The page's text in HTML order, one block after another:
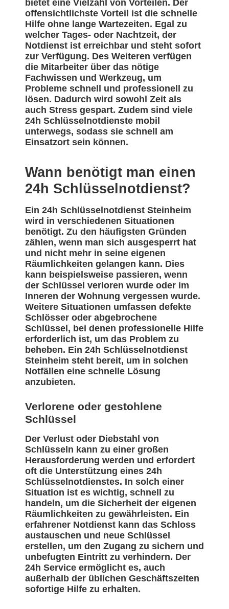
bietet eine Vielzahl von Vorteilen. Der
offensichtlichste Vorteil ist die schnelle
Hilfe ohne lange Wartezeiten. Egal zu
welcher Tages- oder Nachtzeit, der
Notdienst ist erreichbar und steht sofort
zur Verfügung. Des Weiteren verfügen
die Mitarbeiter über das nötige
Fachwissen und Werkzeug, um
Probleme schnell und professionell zu
lösen. Dadurch wird sowohl Zeit als
auch Stress gespart. Zudem sind viele
24h Schlüsselnotdienste mobil
unterwegs, sodass sie schnell am
Einsatzort sein können.
Wann benötigt man einen
24h Schlüsselnotdienst?
Ein 24h Schlüsselnotdienst Steinheim
wird in verschiedenen Situationen
benötigt. Zu den häufigsten Gründen
zählen, wenn man sich ausgesperrt hat
und nicht mehr in seine eigenen
Räumlichkeiten gelangen kann. Dies
kann beispielsweise passieren, wenn
der Schlüssel verloren wurde oder im
Inneren der Wohnung vergessen wurde.
Weitere Situationen umfassen defekte
Schlösser oder abgebrochene
Schlüssel, bei denen professionelle Hilfe
erforderlich ist, um das Problem zu
beheben. Ein 24h Schlüsselnotdienst
Steinheim steht bereit, um in solchen
Notfällen eine schnelle Lösung
anzubieten.
Verlorene oder gestohlene
Schlüssel
Der Verlust oder Diebstahl von
Schlüsseln kann zu einer großen
Herausforderung werden und erfordert
oft die Unterstützung eines 24h
Schlüsselnotdienstes. In solch einer
Situation ist es wichtig, schnell zu
handeln, um die Sicherheit der eigenen
Räumlichkeiten zu gewährleisten. Ein
erfahrener Notdienst kann das Schloss
austauschen und neue Schlüssel
erstellen, um den Zugang zu sichern und
unbefugten Eintritt zu verhindern. Der
24h Service ermöglicht es, auch
außerhalb der üblichen Geschäftszeiten
sofortige Hilfe zu erhalten.